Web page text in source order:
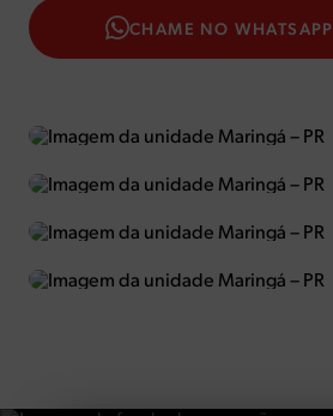
CHAME NO WHATSAPP